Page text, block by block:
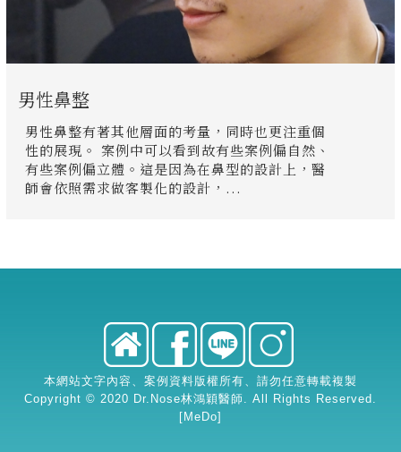
男性鼻整
男性鼻整有著其他層面的考量，同時也更注重個
性的展現。 案例中可以看到故有些案例偏自然、
有些案例偏立體。這是因為在鼻型的設計上，醫
師會依照需求做客製化的設計，...
本網站文字內容、案例資料版權所有、請勿任意轉載複製
Copyright © 2020 Dr.Nose林鴻穎醫師. All Rights Reserved.
[ MeDo]